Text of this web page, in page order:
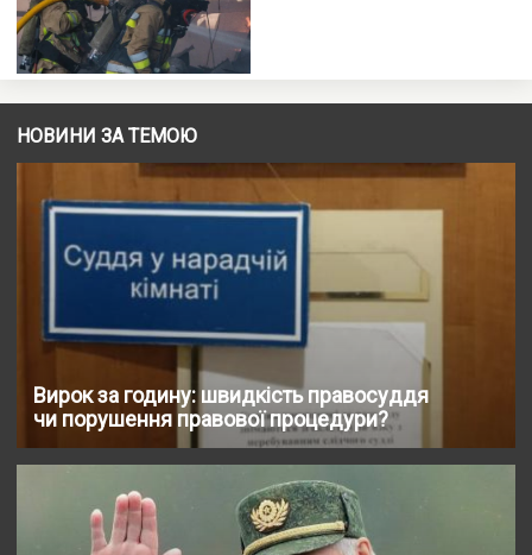
НОВИНИ ЗА ТЕМОЮ
Вирок за годину: швидкість правосуддя
чи порушення правової процедури?